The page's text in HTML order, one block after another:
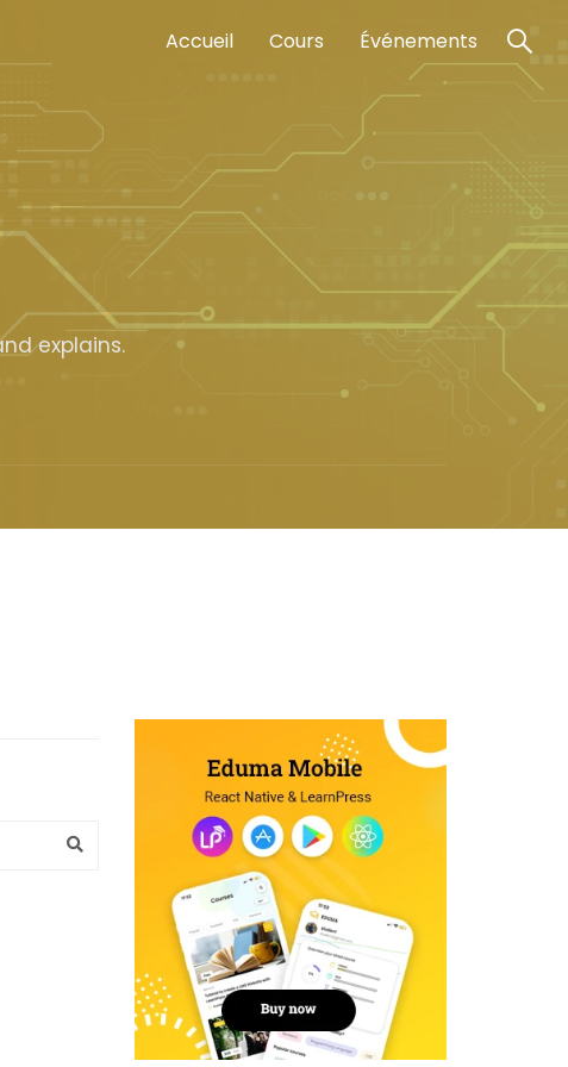
Accueil Cours Événements
explains.